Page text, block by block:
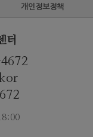
개인정보정책
터